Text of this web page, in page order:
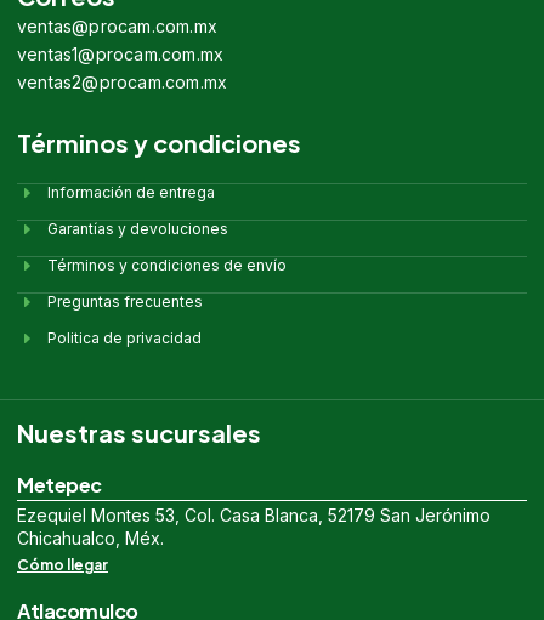
ventas@procam.com.mx
ventas1@procam.com.mx
ventas2@procam.com.mx
Términos y condiciones
Información de entrega
Garantías y devoluciones
Términos y condiciones de envío
Preguntas frecuentes
Politica de privacidad
Nuestras sucursales
Metepec
Ezequiel Montes 53, Col. Casa Blanca, 52179 San Jerónimo
Chicahualco, Méx.
Cómo llegar
Atlacomulco